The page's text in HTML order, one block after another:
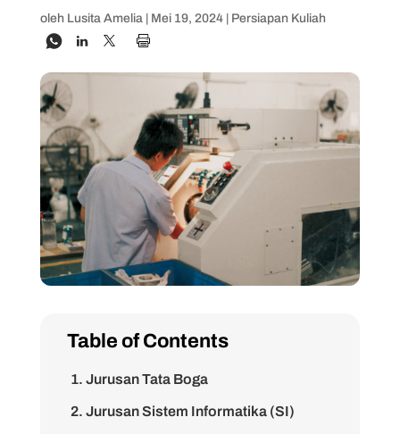
oleh Lusita Amelia| Mei 19, 2024| Persiapan Kuliah
Table of Contents
1. Jurusan Tata Boga
2. Jurusan Sistem Informatika (SI)